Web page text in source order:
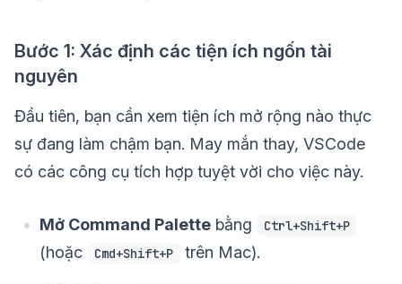
Bước 1: Xác định các tiện ích ngốn tài
nguyên
Đầu tiên, bạn cần xem tiện ích mở rộng nào thực
sự đang làm chậm bạn. May mắn thay, VSCode
có các công cụ tích hợp tuyệt vời cho việc này.
Mở Command Palette bằng Ctrl+Shift+P
(hoặc Cmd+Shift+P trên Mac).